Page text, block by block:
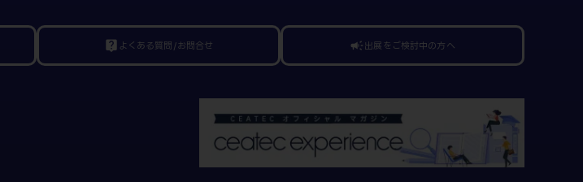
live_help よくある質問/お問合せ campaign出展をご検討中の方へ